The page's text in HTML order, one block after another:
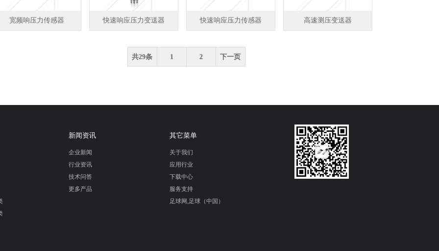
宽频响压力传感器 快速响应压力变送器 快速响应压力传感器 高速测压变送器
共29条 1 2 下一页
新闻资讯
企业新闻
行业资讯
技术问答
更多产品
其它菜单
关于我们
应用行业
下载中心
服务支持
足球网,足球（中国）